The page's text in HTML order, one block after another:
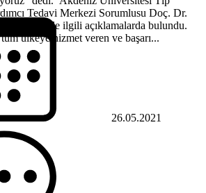
Tedavi Merkezi Sorumlusu Doç. Dr.
tedavileri ile ilgili açıklamalarda bulundu.
ülkeye hizmet veren ve başarı...
26.05.2021